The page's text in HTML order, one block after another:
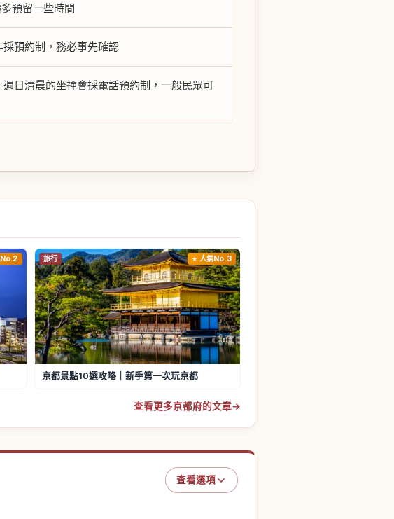
預留一些時間
預約制，務必事先確認
日清晨的坐禪會採電話預約制，一般民眾可
旅行 人氣No.3
京都景點10選攻略｜新手第一次玩京都
查看更多京都府的文章→
查看選項